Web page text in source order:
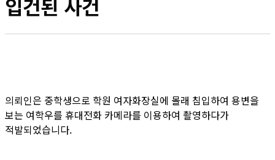
입건된 사건
의뢰인은 중학생으로 학원 여자화장실에 몰래 침입하여 용변을
보는 여학우를 휴대전화 카메라를 이용하여 촬영하다가
적발되었습니다.